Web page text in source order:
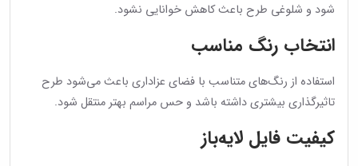
شود و شلوغی طرح باعث کاهش خوانایی نشود.
انتخاب رنگ مناسب
استفاده از رنگ‌های متناسب با فضای عزاداری باعث می‌شود طرح
تاثیرگذاری بیشتری داشته باشد و حس مراسم بهتر منتقل شود.
کیفیت فایل لایه‌باز